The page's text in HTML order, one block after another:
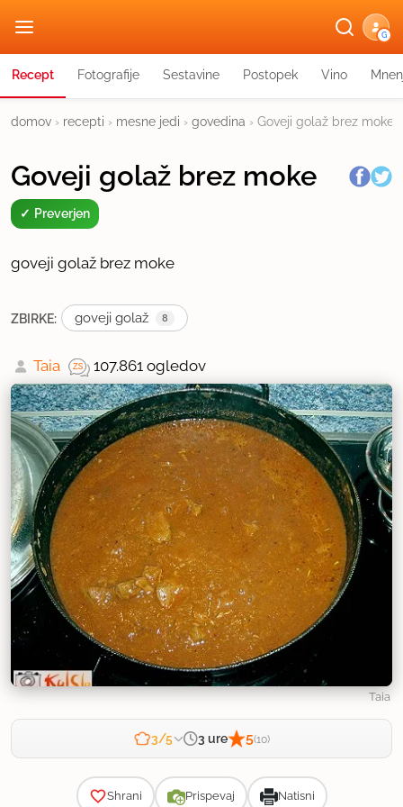
G
Recept Fotografije Sestavine Postopek Vino
domov › recepti › mesne jedi › govedina › Goveji golaž brez moke
Goveji golaž brez moke
Preverjen
goveji golaž brez moke
ZBIRKE: goveji golaž 8
Taia 107.861 ogledov
Taia
3/5 3 ure 5(10)
Shrani Prispevaj Natisni